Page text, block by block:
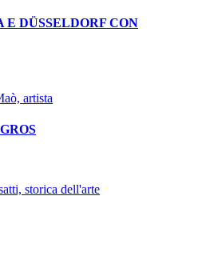
DÜSSELDORF CON
artista
storica dell'arte